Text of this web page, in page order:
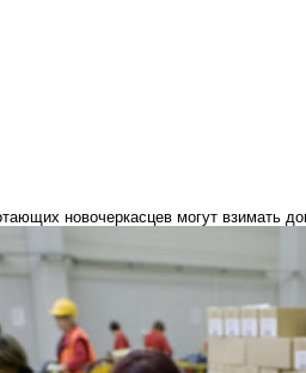
новочеркасцев могут взимать